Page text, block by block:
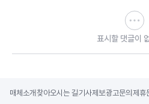
표시할 댓글이
매체소개 찾아오시는 길기사제보광고문의 제휴